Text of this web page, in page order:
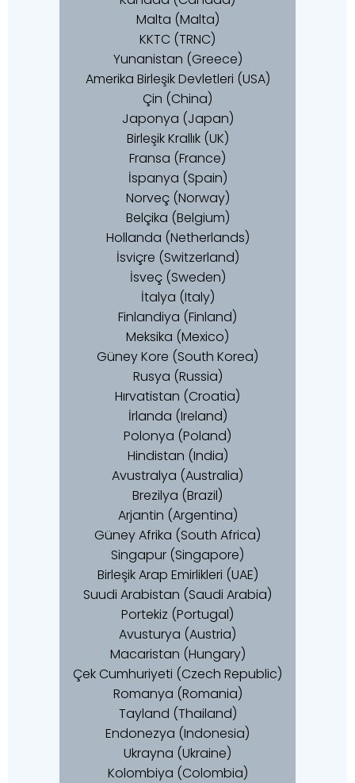
Malta (Malta)
KKTC (TRNC)
Yunanistan (Greece)
Amerika Birleşik Devletleri (USA)
Çin (China)
Japonya (Japan)
Birleşik Krallık (UK)
Fransa (France)
İspanya (Spain)
Norveç (Norway)
Belçika (Belgium)
Hollanda (Netherlands)
İsviçre (Switzerland)
İsveç (Sweden)
İtalya (Italy)
Finlandiya (Finland)
Meksika (Mexico)
Güney Kore (South Korea)
Rusya (Russia)
Hırvatistan (Croatia)
İrlanda (Ireland)
Polonya (Poland)
Hindistan (India)
Avustralya (Australia)
Brezilya (Brazil)
Arjantin (Argentina)
Güney Afrika (South Africa)
Singapur (Singapore)
Birleşik Arap Emirlikleri (UAE)
Suudi Arabistan (Saudi Arabia)
Portekiz (Portugal)
Avusturya (Austria)
Macaristan (Hungary)
Çek Cumhuriyeti (Czech Republic)
Romanya (Romania)
Tayland (Thailand)
Endonezya (Indonesia)
Ukrayna (Ukraine)
Kolombiya (Colombia)